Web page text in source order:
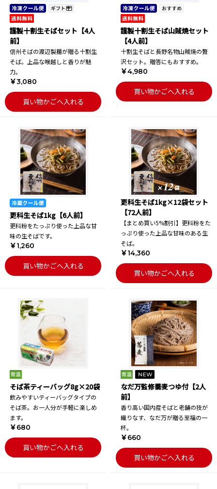
謹製十割生そばセット【4人
前】
信州そばの渡辺製麺が贈る十割生
そば。上品な喉越しと香りが魅
力。
￥3,080
買い物かごへ入れる
謹製十割生そば山賊焼セット
【4人前】
十割生そばと長野名物山賊焼の贅
沢セット。贈答にもおすすめ。
￥4,980
買い物かごへ入れる
更科生そば1kg【6人前】
更科粉をたっぷり使った上品な甘
味の生そばです。
￥1,260
買い物かごへ入れる
更科生そば1kg×12袋セット
【72人前】
【まとめ買い5%割引】更科粉をた
っぷり使った上品な甘味のある生
そば。
￥14,360
買い物かごへ入れる
そば茶ティーバッグ8g×20袋
飲みやすいティーバッグタイプの
そば茶。お一人分が手軽に楽しめ
ます。
￥680
買い物かごへ入れる
なだ万監修蕎麦つゆ付【2人
前】
香り高い国内産そばと老舗の技が
織りなす、なだ万が贈る至福の一
杯。
￥660
買い物かごへ入れる